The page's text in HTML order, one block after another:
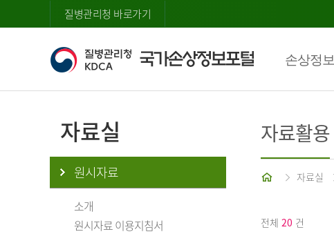
질병관리청 바로가기
손상정보
자료실
원시자료
소개
원시자료 이용지침서
자료활용
홈 자료실
전체 20 건